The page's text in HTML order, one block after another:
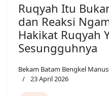
Ruqyah Itu
dan Reaksi
Hakikat Ruqyah
Sesungguhnya
Bekam Batam Bengkel
23 April 2026